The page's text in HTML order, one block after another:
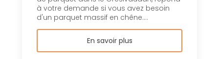
à votre demande si vous avez besoin
d'un parquet massif en chêne....
En savoir plus